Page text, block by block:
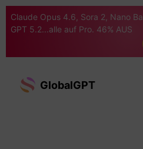
Claude Opus 4.6, Sora 2, Nano
GPT 5.2...alle auf Pro. 46% AUS
GlobalGPT